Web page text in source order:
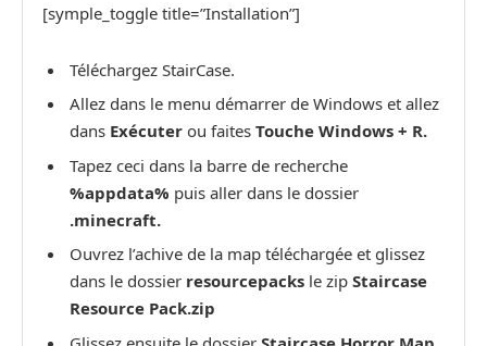
[symple_toggle title=”Installation”]
Téléchargez StairCase.
Allez dans le menu démarrer de Windows et allez
dans Exécuter ou faites Touche Windows + R.
Tapez ceci dans la barre de recherche
%appdata% puis aller dans le dossier
.minecraft.
Ouvrez l’achive de la map téléchargée et glissez
dans le dossier resourcepacks le zip Staircase
Resource Pack.zip